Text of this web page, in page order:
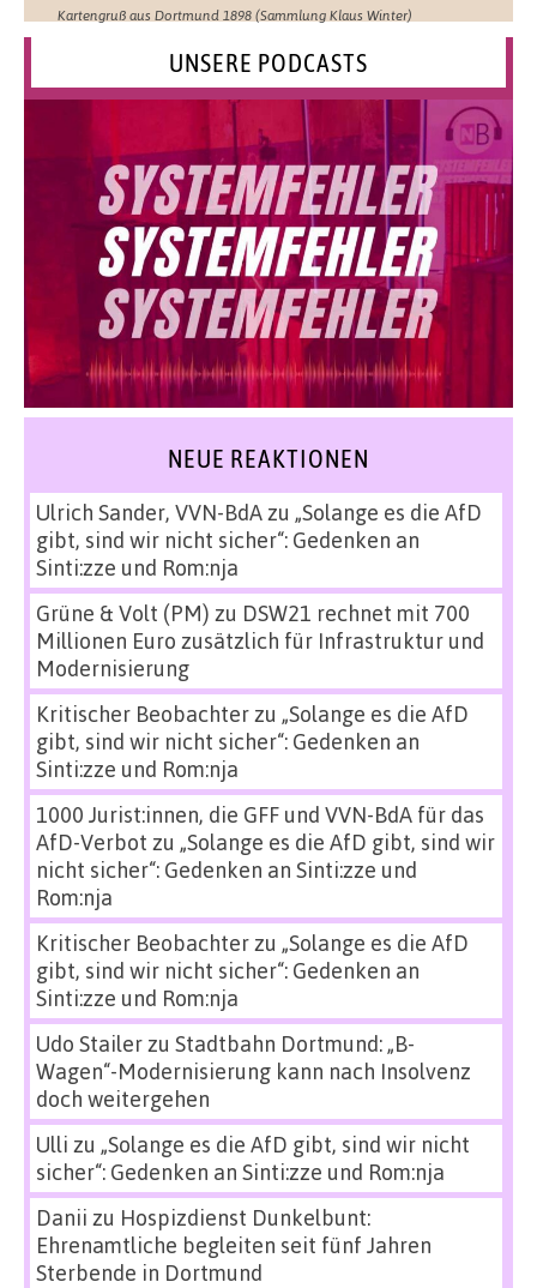
Kartengruß aus Dortmund 1898 (Sammlung Klaus Winter)
UNSERE PODCASTS
NEUE REAKTIONEN
Ulrich Sander, VVN-BdAzu „Solange es die AfD
gibt, sind wir nicht sicher“: Gedenken an
Sinti:zze und Rom:nja
Grüne & Volt (PM) zu DSW21 rechnet mit 700
Millionen Euro zusätzlich für Infrastruktur und
Modernisierung
Kritischer Beobachterzu „Solange es die AfD
gibt, sind wir nicht sicher“: Gedenken an
Sinti:zze und Rom:nja
1000 Jurist:innen, die GFF und VVN-BdA für das
AfD-Verbot zu „Solange es die AfD gibt, sind wir
nicht sicher“: Gedenken an Sinti:zze und
Rom:nja
Kritischer Beobachterzu „Solange es die AfD
gibt, sind wir nicht sicher“: Gedenken an
Sinti:zze und Rom:nja
Udo Stailerzu Stadtbahn Dortmund: „B-
Wagen“-Modernisierung kann nach Insolvenz
doch weitergehen
Ulli zu „Solange es die AfD gibt, sind wir nicht
sicher“: Gedenken an Sinti:zze und Rom:nja
Danii zu Hospizdienst Dunkelbunt:
Ehrenamtliche begleiten seit fünf Jahren
Sterbende in Dortmund